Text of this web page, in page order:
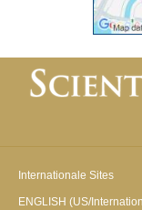
Internationale Sites
ENGLISH (US/